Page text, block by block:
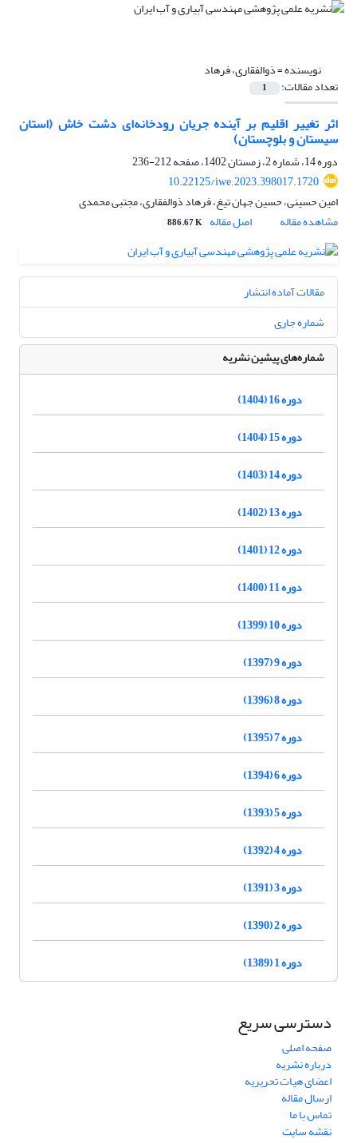
نویسنده =ذوالفقاری، فرهاد
تعداد مقالات: 1
اثر تغییر اقلیم بر آینده جریان رودخانه‌ای دشت خاش (استان
سیستان و بلوچستان)
دوره 14، شماره 2، زمستان 1402، صفحه
212-236
10.22125/iwe.2023.398017.1720
امین حسینی، حسین جهان تیغ، فرهاد ذوالفقاری، مجتبی محمدی
مشاهده مقاله
اصل مقاله 886.67 K
مقالات آماده انتشار
شماره جاری
شماره‌های پیشین نشریه
دوره 16 (1404)
دوره 15 (1404)
دوره 14 (1403)
دوره 13 (1402)
دوره 12 (1401)
دوره 11 (1400)
دوره 10 (1399)
دوره 9 (1397)
دوره 8 (1396)
دوره 7 (1395)
دوره 6 (1394)
دوره 5 (1393)
دوره 4 (1392)
دوره 3 (1391)
دوره 2 (1390)
دوره 1 (1389)
دسترسی سریع
صفحه اصلی
درباره نشریه
اعضای هیات تحریریه
ارسال مقاله
تماس با ما
نقشه سایت